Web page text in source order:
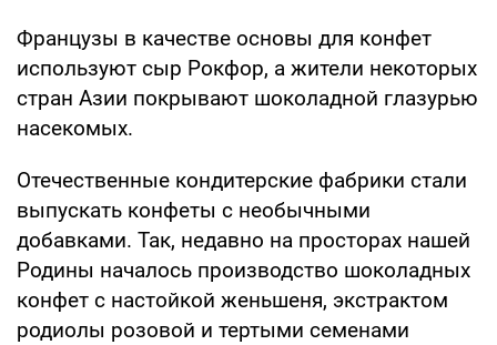
Французы в качестве основы для конфет
используют сыр Рокфор, а жители некоторых
стран Азии покрывают шоколадной глазурью
насекомых.
Отечественные кондитерские фабрики стали
выпускать конфеты с необычными
добавками. Так, недавно на просторах нашей
Родины началось производство шоколадных
конфет с настойкой женьшеня, экстрактом
родиолы розовой и тертыми семенами